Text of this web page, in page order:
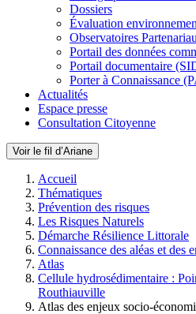
Dossiers
Évaluation
Observatoires
Portail des données
Portail documentaire
Porter à Connaissance
Actualités
Espace presse
Consultation Citoyenne
Voir le fil d’Ariane
Accueil
Thématiques
Prévention des risques
Les Risques Naturels
Démarche Résilience Littorale
Connaissance des aléas et des
Atlas
Cellule hydrosédimentaire :
Routhiauville
Atlas des enjeux socio-